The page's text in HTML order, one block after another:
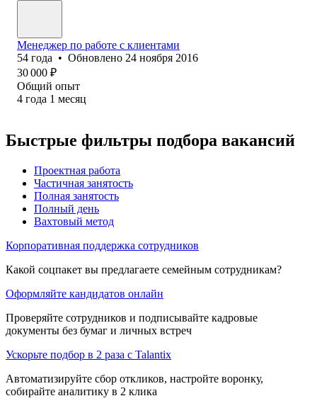
Менеджер по работе с клиентами
54 года • Обновлено 24 ноября 2016
30 000 ₽
Общий опыт
4 года 1 месяц
Быстрые фильтры подбора вакансий
Проектная работа
Частичная занятость
Полная занятость
Полный день
Вахтовый метод
Корпоративная поддержка сотрудников
Какой соцпакет вы предлагаете семейным сотрудникам?
Оформляйте кандидатов онлайн
Проверяйте сотрудников и подписывайте кадровые
документы без бумаг и личных встреч
Ускорьте подбор в 2 раза с Talantix
Автоматизируйте сбор откликов, настройте воронку,
собирайте аналитику в 2 клика